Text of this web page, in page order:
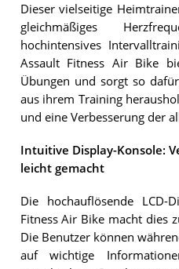
Dieser vielseitige
gleichmäßiges
hochintensives
Assault Fitness Air Bike
Übungen und sorgt so
aus ihrem Training
und eine Verbesserung der
Intuitive Display-Konsole:
leicht gemacht
Die hochauflösende LCD-
Fitness Air Bike macht dies
Die Benutzer können
auf wichtige